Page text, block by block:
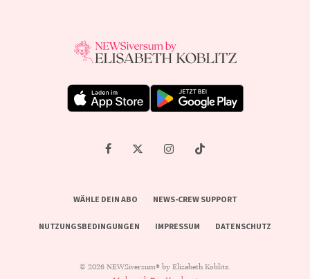
WÄHLE DEIN ABO NEWS-CREW SUPPORT
NUTZUNGSBEDINGUNGEN IMPRESSUM DATENSCHUTZ
© 2026 NEWSiversum® by Elisabeth Koblitz.